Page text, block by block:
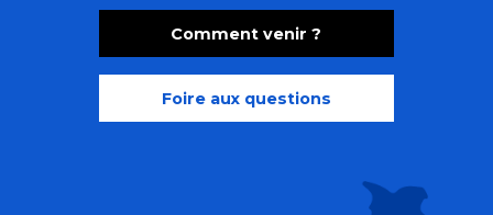
Comment venir ?
Foire aux questions